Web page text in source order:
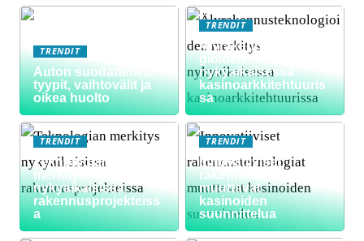
TRENDIT
Auton suodattimet:
tyypit, vaihtovälit ja
oikea huolto
TRENDIT
Älyrakennusteknolo
gioiden merkitys
nykyaikaisessa
kasinoarkkitehtuuris
sa
TRENDIT
Teknologian
merkitys
nykyaikaisissa
rakennusprojekteiss
a
TRENDIT
Innovatiiviset
rakennusteknologiat
muuttavat
kasinoiden
suunnittelua